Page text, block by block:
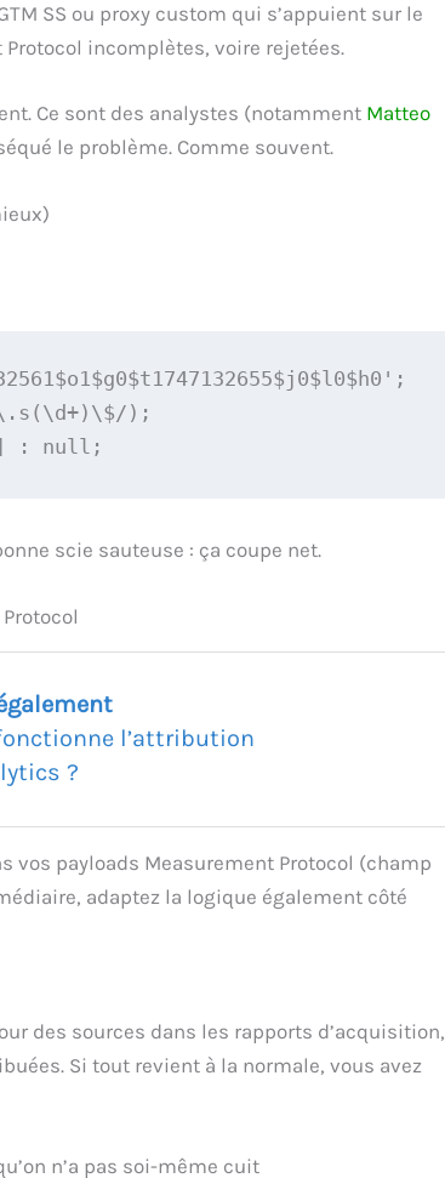
SS ou proxy custom qui s’appuient sur le
incomplètes, voire rejetées.
Ce sont des analystes (notamment Matteo
le problème. Comme souvent.
\.s(\d+)\$/);
: null;
scie sauteuse : ça coupe net.
l’attribution
?
vos payloads Measurement Protocol (champ
adaptez la logique également côté
des sources dans les rapports d’acquisition,
Si tout revient à la normale, vous avez
n’a pas soi-même cuit